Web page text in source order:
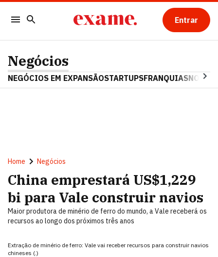
Entrar
Negócios
NEGÓCIOS EM EXPANSÃOSTARTUPSFRANQUIAS
Home Negócios
China emprestará US$1,229
bi para Vale construir navios
Maior produtora de minério de ferro do mundo, a Vale receberá os
recursos ao longo dos próximos três anos
Extração de minério de ferro: Vale vai receber recursos para construir navios
chineses (.)